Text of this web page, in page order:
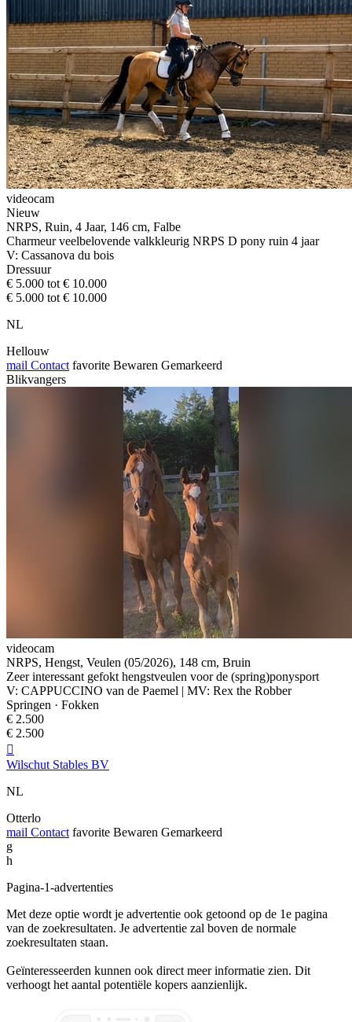
videocam
Nieuw
NRPS, Ruin, 4 Jaar, 146 cm, Falbe
Charmeur veelbelovende valkkleurig NRPS D pony ruin 4 jaar
V: Cassanova du bois
Dressuur
€ 5.000 tot € 10.000
€ 5.000 tot € 10.000
NL
Hellouw
mail Contact favorite Bewaren Gemarkeerd
Blikvangers
videocam
NRPS, Hengst, Veulen (05/2026), 148 cm, Bruin
Zeer interessant gefokt hengstveulen voor de (spring)ponysport
V: CAPPUCCINO van de Paemel | MV: Rex the Robber
Springen · Fokken
€ 2.500
€ 2.500

Wilschut Stables BV
NL
Otterlo
mail Contact favorite Bewaren Gemarkeerd
g
h
Pagina-1-advertenties
Met deze optie wordt je advertentie ook getoond op de 1e pagina
van de zoekresultaten. Je advertentie zal boven de normale
zoekresultaten staan.
Geïnteresseerden kunnen ook direct meer informatie zien. Dit
verhoogt het aantal potentiële kopers aanzienlijk.